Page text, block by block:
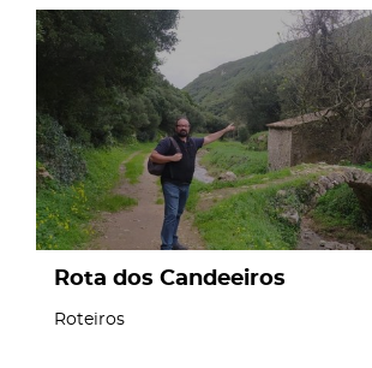
page
Rota dos Candeeiros
Roteiros